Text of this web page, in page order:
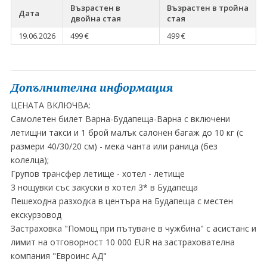
Дата
Възрастен в
двойна стая
Възрастен в тройна
стая
19.06.2026
499 € 499 €
Допълнителна информация
ЦEНАТА ВКЛЮЧВА:
Самолетен билет Варна-Будапеща-Варна с включени
летищни такси и 1 брой малък салонен багаж до 10 кг (с
размери 40/30/20 см) - мека чанта или раница (без
колелца);
Групов трансфер летище - хотел - летище
3 нощувки със закуски в хотел 3* в Будапеща
Пешеходна разходка в центъра на Будапеща с местен
екскурзовод
Застраховка "Помощ при пътуване в чужбина" с асистанс и
лимит на отговорност 10 000 EUR на застрахователна
компания "Евроинс АД"